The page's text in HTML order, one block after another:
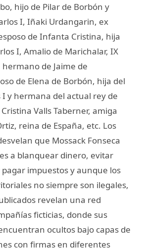
hijo de Pilar de Borbón y
I, Iñaki Urdangarin, ex
de Infanta Cristina, hija
I, Amalio de Marichalar, IX
de Jaime de
de Elena de Borbón, hija del
I y hermana del actual rey de
Valls Taberner, amiga
reina de España, etc. Los
que Mossack Fonseca
a blanquear dinero, evitar
impuestos y aunque los
no siempre son ilegales,
revelan una red
ficticias, donde sus
ocultos bajo capas de
con firmas en diferentes